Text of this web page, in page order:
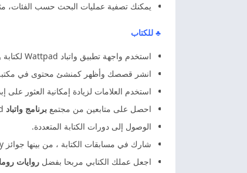
يمكنك تصفية عمليات البحث حسب الفئات،
♣ للكتاب
استخدم واجهة تطبيق واتباد Wattpad لكتابة وحفظ قصصك الخاصة.
انشر قصصك وأظهر كمنشئ محتوى في مكتبة
استخدم العلامات لزيادة إمكانية العثور على
احصل على متابعين من مجتمع برنامج واتباد
الوصول إلى دورات الكتابة المتعددة.
شارك في مسابقات الكتابة ، من بينها جوائز Watty السنوية ، وهي اعتراف بأفضل كاتب واتباد لهذا العام.
اجعل عملك الكتابي مربحا بفضل روايات